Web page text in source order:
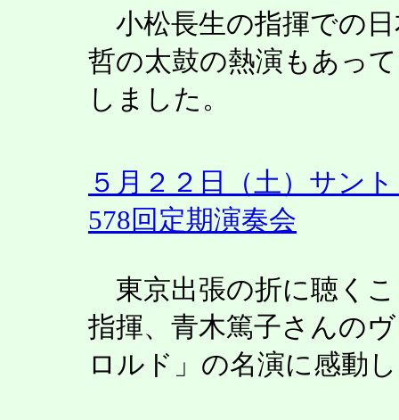
小松長生の指揮での
哲の太鼓の熱演もあっ
しました。
５月２２日（土）サン
578回定期演奏会
東京出張の折に聴く
指揮、青木篤子さんの
ロルド」の名演に感動